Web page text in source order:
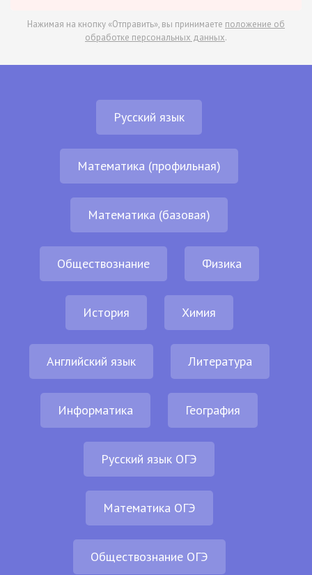
Нажимая на кнопку «Отправить», вы принимаете положение об
обработке персональных данных.
Русский язык
Математика (профильная)
Математика (базовая)
Обществознание Физика
История Химия
Английский язык Литература
Информатика География
Русский язык ОГЭ
Математика ОГЭ
Обществознание ОГЭ